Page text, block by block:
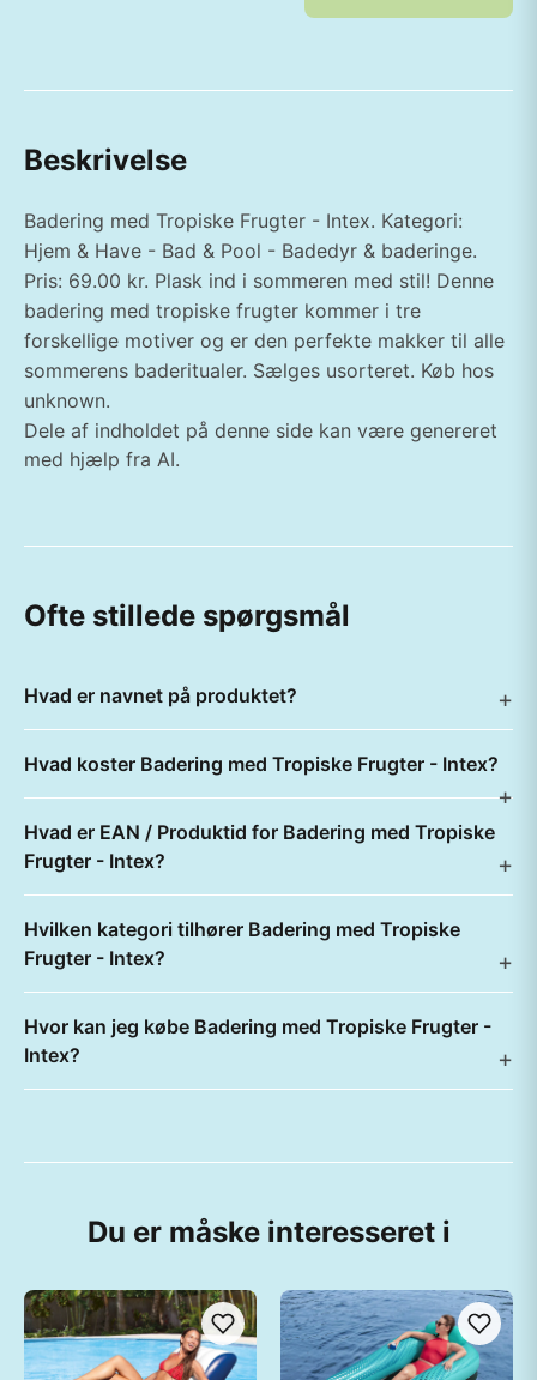
Beskrivelse
Badering med Tropiske Frugter - Intex. Kategori:
Hjem & Have - Bad & Pool - Badedyr & baderinge.
Pris: 69.00 kr. Plask ind i sommeren med stil! Denne
badering med tropiske frugter kommer i tre
forskellige motiver og er den perfekte makker til alle
sommerens baderitualer. Sælges usorteret. Køb hos
unknown.
Dele af indholdet på denne side kan være genereret
med hjælp fra AI.
Ofte stillede spørgsmål
Hvad er navnet på produktet?
Hvad koster Badering med Tropiske Frugter - Intex?
Hvad er EAN / Produktid for Badering med Tropiske
Frugter - Intex?
Hvilken kategori tilhører Badering med Tropiske
Frugter - Intex?
Hvor kan jeg købe Badering med Tropiske Frugter -
Intex?
Du er måske interesseret i